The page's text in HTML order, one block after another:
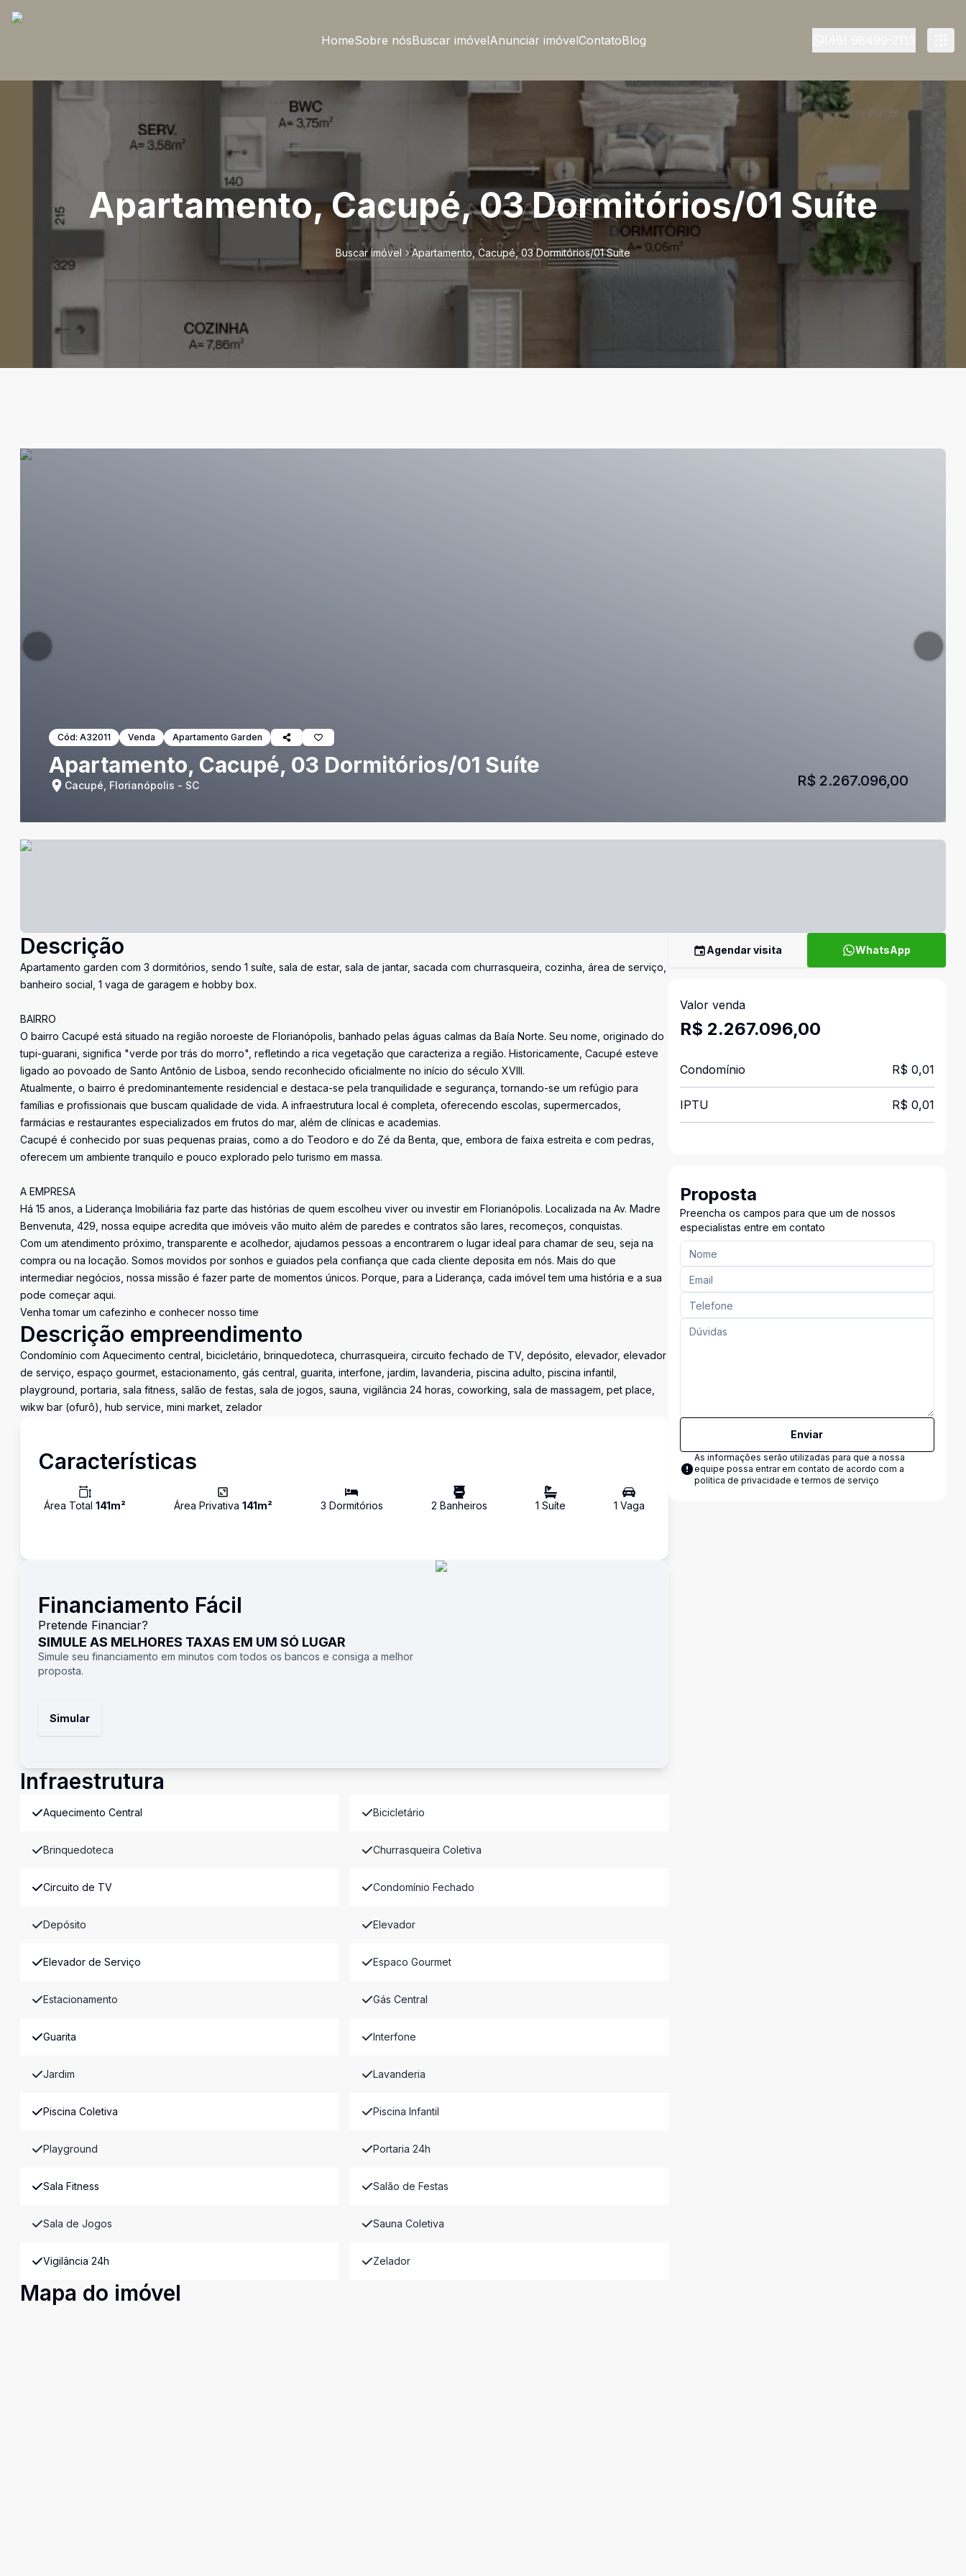
HomeSobre nósBuscar imóvelAnunciar imóvelContatoBlog
Apartamento, Cacupé, 03 Dormitórios/01 Suíte
Buscar imóvel Apartamento, Cacupé, 03 Dormitórios/01 Suíte
Cód: A32011 Venda Apartamento Garden
Apartamento, Cacupé, 03 Dormitórios/01 Suíte
Cacupé, Florianópolis - SC R$ 2.267.096,00
Descrição
Apartamento garden com 3 dormitórios, sendo 1 suíte, sala de estar, sala de jantar, sacada com churrasqueira, cozinha, área de serviço,
banheiro social, 1 vaga de garagem e hobby box.
BAIRRO
O bairro Cacupé está situado na região noroeste de Florianópolis, banhado pelas águas calmas da Baía Norte. Seu nome, originado do
tupi-guarani, significa "verde por trás do morro", refletindo a rica vegetação que caracteriza a região. Historicamente, Cacupé esteve
ligado ao povoado de Santo Antônio de Lisboa, sendo reconhecido oficialmente no início do século XVIII.
Atualmente, o bairro é predominantemente residencial e destaca-se pela tranquilidade e segurança, tornando-se um refúgio para
famílias e profissionais que buscam qualidade de vida. A infraestrutura local é completa, oferecendo escolas, supermercados,
farmácias e restaurantes especializados em frutos do mar, além de clínicas e academias.
Cacupé é conhecido por suas pequenas praias, como a do Teodoro e do Zé da Benta, que, embora de faixa estreita e com pedras,
oferecem um ambiente tranquilo e pouco explorado pelo turismo em massa.
A EMPRESA
Há 15 anos, a Liderança Imobiliária faz parte das histórias de quem escolheu viver ou investir em Florianópolis. Localizada na Av. Madre
Benvenuta, 429, nossa equipe acredita que imóveis vão muito além de paredes e contratos são lares, recomeços, conquistas.
Com um atendimento próximo, transparente e acolhedor, ajudamos pessoas a encontrarem o lugar ideal para chamar de seu, seja na
compra ou na locação. Somos movidos por sonhos e guiados pela confiança que cada cliente deposita em nós. Mais do que
intermediar negócios, nossa missão é fazer parte de momentos únicos. Porque, para a Liderança, cada imóvel tem uma história e a sua
pode começar aqui.
Venha tomar um cafezinho e conhecer nosso time
Descrição empreendimento
Condomínio com Aquecimento central, bicicletário, brinquedoteca, churrasqueira, circuito fechado de TV, depósito, elevador, elevador
de serviço, espaço gourmet, estacionamento, gás central, guarita, interfone, jardim, lavanderia, piscina adulto, piscina infantil,
playground, portaria, sala fitness, salão de festas, sala de jogos, sauna, vigilância 24 horas, coworking, sala de massagem, pet place,
wikw bar (ofurô), hub service, mini market, zelador
Características
Área Total 141m² Área Privativa 141m² 3 Dormitórios 2 Banheiros 1 Suíte 1 Vaga
Financiamento Fácil
Pretende Financiar?
SIMULE AS MELHORES TAXAS EM UM SÓ LUGAR
Simule seu financiamento em minutos com todos os bancos e consiga a melhor
proposta.
Simular
Infraestrutura
Aquecimento Central Bicicletário
Brinquedoteca Churrasqueira Coletiva
Circuito de TV Condomínio Fechado
Depósito Elevador
Elevador de Serviço Espaco Gourmet
Estacionamento Gás Central
Guarita Interfone
Jardim Lavanderia
Piscina Coletiva Piscina Infantil
Playground Portaria 24h
Sala Fitness Salão de Festas
Sala de Jogos Sauna Coletiva
Vigilância 24h Zelador
Mapa do imóvel
Agendar visita WhatsApp
Valor venda
R$ 2.267.096,00
Condomínio R$ 0,01
IPTU R$ 0,01
Proposta
Preencha os campos para que um de nossos
especialistas entre em contato
Enviar
As informações serão utilizadas para que a nossa
equipe possa entrar em contato de acordo com a
política de privacidade e termos de serviço